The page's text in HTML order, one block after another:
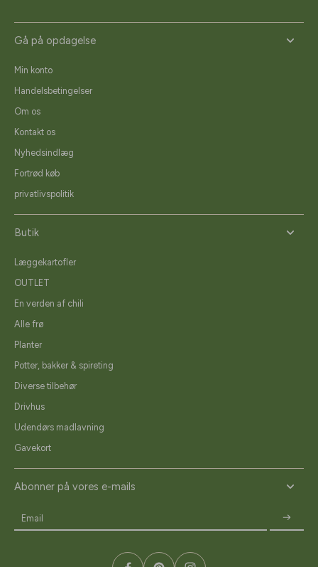
Gå på opdagelse
Min konto
Handelsbetingelser
Om os
Kontakt os
Nyhedsindlæg
Fortrød køb
privatlivspolitik
Butik
Læggekartofler
OUTLET
En verden af chili
Alle frø
Planter
Potter, bakker & spireting
Diverse tilbehør
Drivhus
Udendørs madlavning
Gavekort
Abonner på vores e-mails
Email